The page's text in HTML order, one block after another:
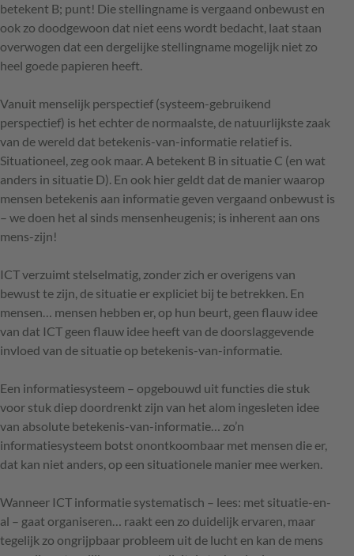
betekent B; punt! Die stellingname is vergaand onbewust en
ook zo doodgewoon dat niet eens wordt bedacht, laat staan
overwogen dat een dergelijke stellingname mogelijk niet zo
heel goede papieren heeft.
Vanuit menselijk perspectief (systeem-gebruikend
perspectief) is het echter de normaalste, de natuurlijkste zaak
van de wereld dat betekenis-van-informatie relatief is.
Situationeel, zeg ook maar. A betekent B in situatie C (en wat
anders in situatie D). En ook hier geldt dat de manier waarop
mensen betekenis aan informatie geven vergaand onbewust is
– we doen het al sinds mensenheugenis; is inherent aan ons
mens-zijn!
ICT verzuimt stelselmatig, zonder zich er overigens van
bewust te zijn, de situatie er expliciet bij te betrekken. En
mensen… mensen hebben er, op hun beurt, geen flauw idee
van dat ICT geen flauw idee heeft van de doorslaggevende
invloed van de situatie op betekenis-van-informatie.
Een informatiesysteem – opgebouwd uit functies die stuk
voor stuk diep doordrenkt zijn van het alom ingesleten idee
van absolute betekenis-van-informatie… zo’n
informatiesysteem botst onontkoombaar met mensen die er,
dat kan niet anders, op een situationele manier mee werken.
Wanneer ICT informatie systematisch – lees: met situatie-en-
al – gaat organiseren… raakt een zo duidelijk ervaren, maar
tegelijk zo ongrijpbaar probleem uit de lucht en kan de mens